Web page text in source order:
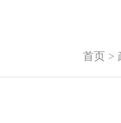
首页 >